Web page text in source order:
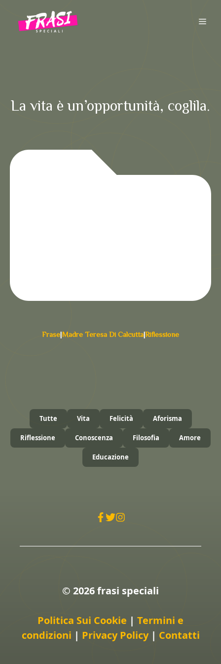
contenuto
La vita è un’opportunità, coglila.
Frase|Madre Teresa Di Calcutta|Riflessione
Tutte Vita Felicità Aforisma
Riflessione Conoscenza Filosofia Amore
Educazione
© 2026 frasi speciali
Politica Sui Cookie | Termini e
condizioni | Privacy Policy | Contatti